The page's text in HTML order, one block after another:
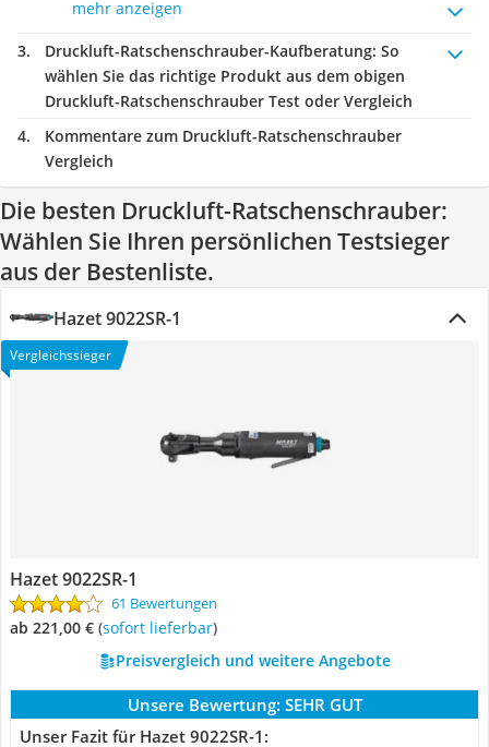
mehr anzeigen
Druckluft-Ratschenschrauber-Kaufberatung: So
wählen Sie das richtige Produkt aus dem obigen
Druckluft-Ratschenschrauber Test oder Vergleich
Kommentare zum Druckluft-Ratschenschrauber
Vergleich
Die besten Druckluft-Ratschenschrauber:
Wählen Sie Ihren persönlichen Testsieger
aus der Bestenliste.
Hazet 9022SR-1
Vergleichssieger
Hazet 9022SR-1
61 Bewertungen
ab 221,00 € ( Sofort lieferbar)
Preisvergleich und weitere Angebote
Unsere Bewertung: SEHR GUT
Unser Fazit für Hazet 9022SR-1: